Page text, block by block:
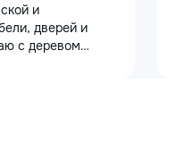
и
дверей и
с деревом
гардеробных,